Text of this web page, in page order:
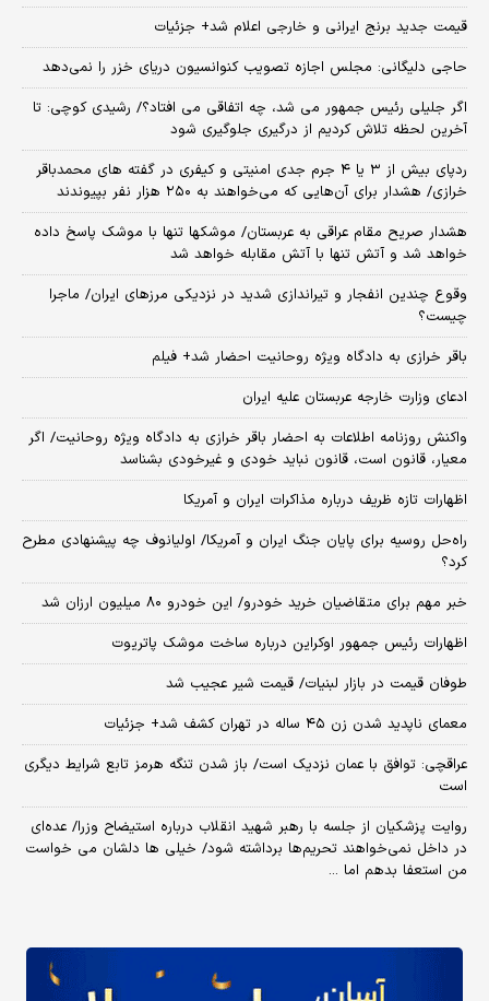
قیمت جدید برنج ایرانی و خارجی اعلام شد+ جزئیات
حاجی دلیگانی: مجلس اجازه تصویب کنوانسیون دریای خزر را نمی‌دهد
اگر جلیلی رئیس جمهور می شد، چه اتفاقی می افتاد؟/ رشیدی کوچی: تا
آخرین لحظه تلاش کردیم از درگیری جلوگیری شود
ردپای بیش از ۳ یا ۴ جرم جدی امنیتی و کیفری در گفته های محمدباقر
خرازی/ هشدار برای آن‌هایی که می‌خواهند به ۲۵۰ هزار نفر بپیوندند
هشدار صریح مقام عراقی به عربستان/ موشکها تنها با موشک پاسخ داده
خواهد شد و آتش تنها با آتش مقابله خواهد شد
وقوع چندین انفجار و تیراندازی شدید در نزدیکی مرز‌های ایران/ ماجرا
چیست؟
باقر خرازی به دادگاه ویژه روحانیت احضار شد+ فیلم
ادعای وزارت خارجه عربستان علیه ایران
واکنش روزنامه اطلاعات به احضار باقر خرازی به دادگاه ویژه روحانیت/ اگر
معیار، قانون است، قانون نباید خودی و غیرخودی بشناسد
اظهارات تازه ظریف درباره مذاکرات ایران و آمریکا
راه‌حل روسیه برای پایان جنگ ایران و آمریکا/ اولیانوف چه پیشنهادی مطرح
کرد؟
خبر مهم برای متقاضیان خرید خودرو/ این خودرو ۸۰ میلیون ارزان شد
اظهارات رئیس جمهور اوکراین درباره ساخت موشک پاتریوت
طوفان قیمت در بازار لبنیات/ قیمت شیر عجیب شد
معمای ناپدید شدن زن ۴۵ ساله در تهران کشف شد+ جزئیات
عراقچی: توافق با عمان نزدیک است/ باز شدن تنگه هرمز تابع شرایط دیگری
است
روایت پزشکیان از جلسه با رهبر شهید انقلاب درباره استیضاح وزرا/ عده‌ای
در داخل نمی‌خواهند تحریم‌ها برداشته شود/ خیلی ها دلشان می خواست
من استعفا بدهم اما ...